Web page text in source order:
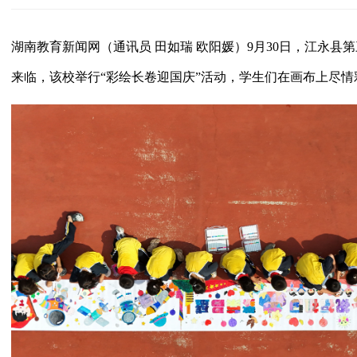
湖南教育新闻网（通讯员 田如瑞 欧阳媛）9月30日，江永县
来临，该校举行“彩绘长卷迎国庆”活动，学生们在画布上尽